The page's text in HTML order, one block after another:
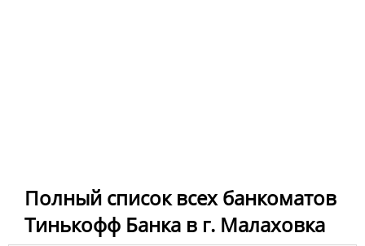
Полный список всех банкоматов
Тинькофф Банка в г. Малаховка